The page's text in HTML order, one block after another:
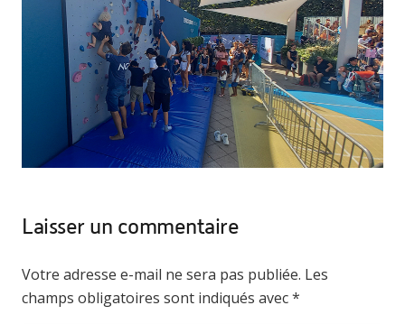
Laisser un commentaire
Votre adresse e-mail ne sera pas publiée. Les
champs obligatoires sont indiqués avec*